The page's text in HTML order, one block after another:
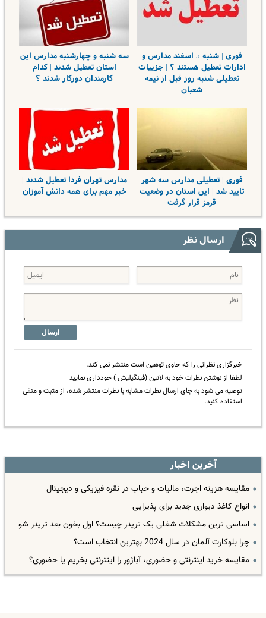
فوری | شنبه 5 اسفند مدارس و
ادارات تعطیل هستند ؟ | جزییات
تعطیلی شنبه روز قبل از نیمه
شعبان
سه شنبه و چهارشنبه مدارس این
استان تعطیل شدند | کدام
کارمندان دورکار شدند ؟
فوری | تعطیلی مدارس سه شهر
تایید شد | این استان در وضعیت
قرمز قرار گرفت
مدارس تهران فردا تعطیل شدند |
خبر مهم برای همه دانش آموزان
ارسال نظر
ارسال
خبرگزاری نظراتی را که حاوی توهین است منتشر نمی کند.
لطفا از نوشتن نظرات خود به لاتین (فینگیلیش ) خودداری نمایید
توصیه می شود به جای ارسال نظرات مشابه با نظرات منتشر شده، از مثبت و منفی
استفاده کنید.
آخرین اخبار
مقایسه هزینه اجرت، مالیات و حباب در نقره فیزیکی و دیجیتال
انواع کاغذ دیواری جدید برای پذیرایی
اساسی ترین مشکلات شغلی یک تریدر چیست؟ اول بخون بعد تریدر شو
چرا بلوکارت آلمان در سال 2024 بهترین انتخاب است؟
مقایسه خرید اینترنتی و حضوری، آباژور را اینترنتی بخریم یا حضوری؟